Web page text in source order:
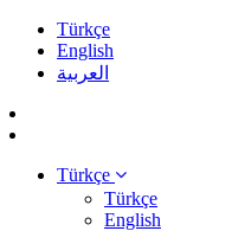
Türkçe
English
العربية
Türkçe
Türkçe
English